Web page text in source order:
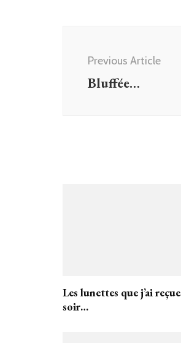
Navigation
Previous Article
Bluffée…
Les lunettes que j’ai
soir…